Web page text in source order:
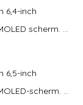
6,4-inch
scherm. ...
6,5-inch
scherm. ...